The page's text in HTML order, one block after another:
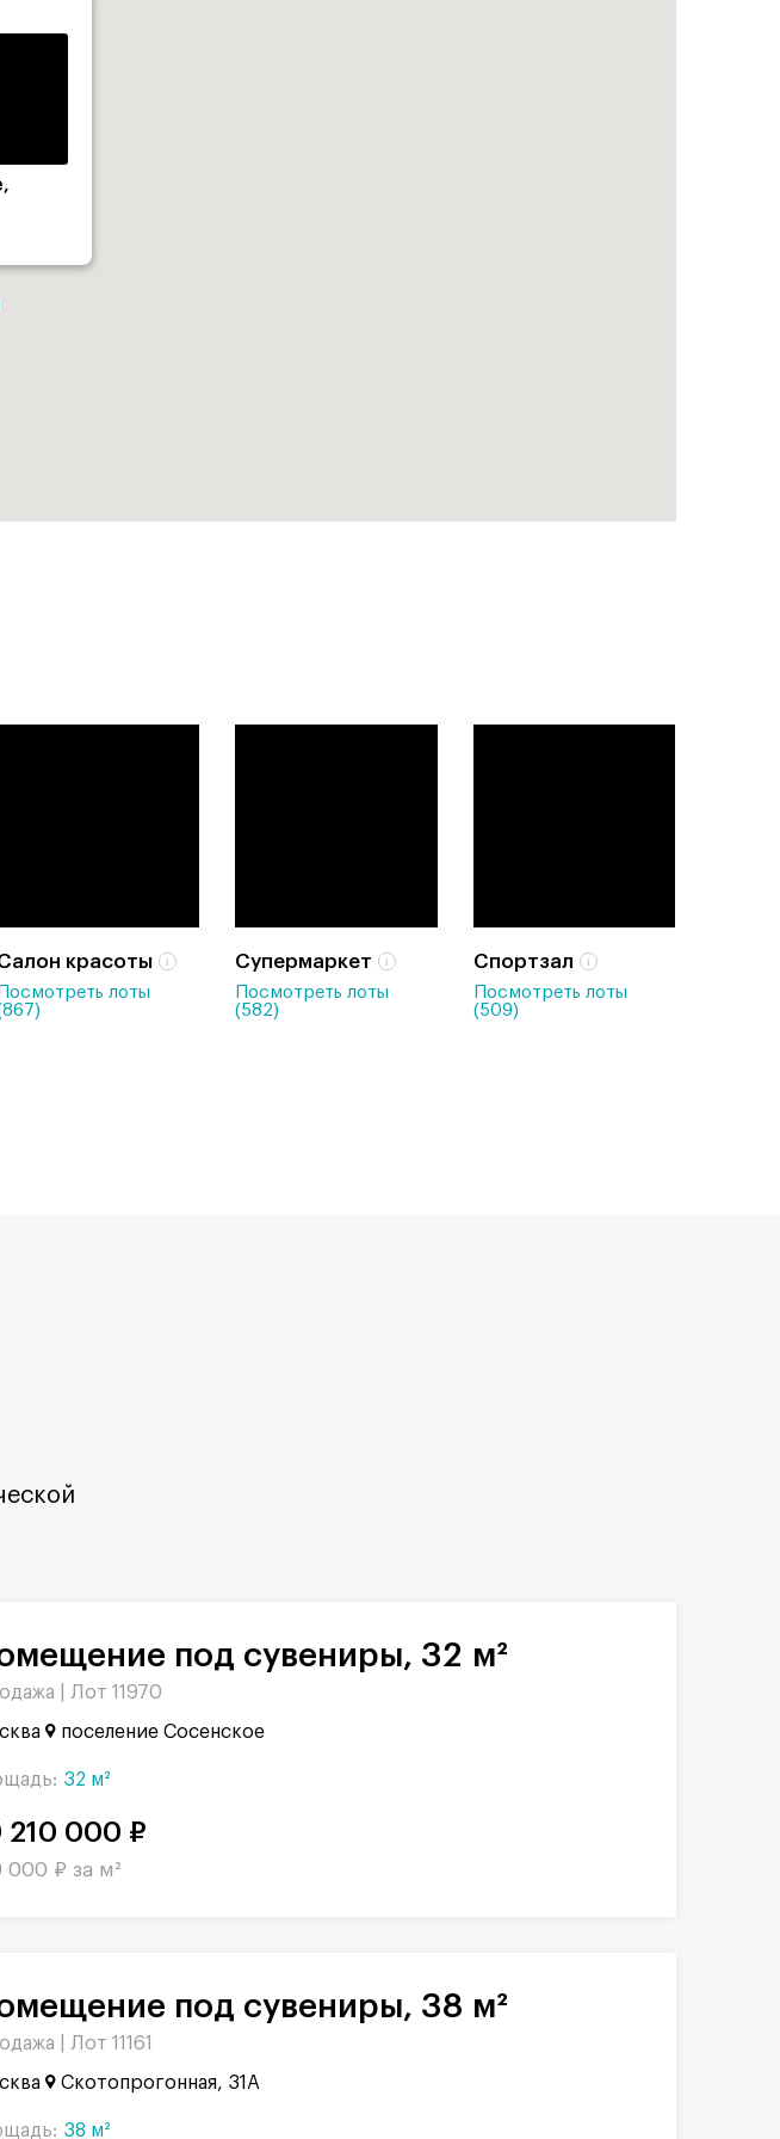
красоты
Посмотреть лоты
Супермаркет
Посмотреть лоты
(582)
Спортзал
Посмотреть лоты
(509)
под сувениры, 32 м²
| Лот 11970
поселение Сосенское
32 м²
210 000 ₽
000 ₽ за м²
под сувениры, 38 м²
| Лот 11161
Скотопрогонная, 31А
38 м²